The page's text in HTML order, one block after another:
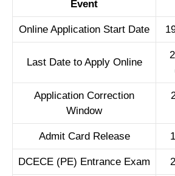
Event
Online Application Start Date
Last Date to Apply Online
Application Correction
Window
Admit Card Release
DCECE (PE) Entrance Exam